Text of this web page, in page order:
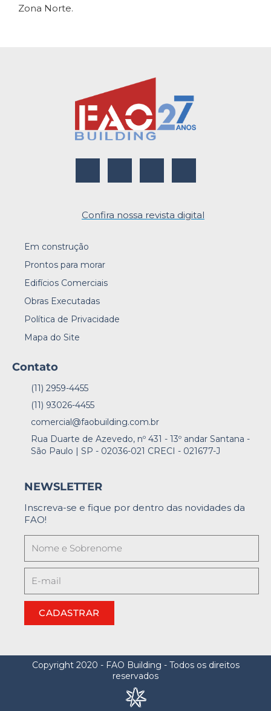
Zona Norte.
Confira nossa revista digital
Em construção
Prontos para morar
Edifícios Comerciais
Obras Executadas
Política de Privacidade
Mapa do Site
Contato
(11) 2959-4455
(11) 93026-4455
comercial@faobuilding.com.br
Rua Duarte de Azevedo, nº 431 - 13º andar Santana -
São Paulo | SP - 02036-021 CRECI - 021677-J
NEWSLETTER
Inscreva-se e fique por dentro das novidades da
FAO!
CADASTRAR
Copyright 2020 - FAO Building - Todos os direitos
reservados